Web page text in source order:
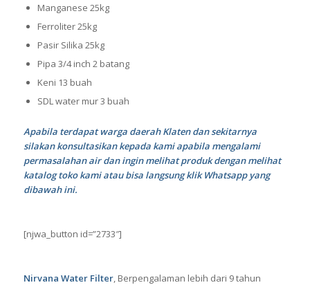
Manganese 25kg
Ferroliter 25kg
Pasir Silika 25kg
Pipa 3/4 inch 2 batang
Keni 13 buah
SDL water mur 3 buah
Apabila terdapat warga daerah Klaten dan sekitarnya
silakan konsultasikan kepada kami apabila mengalami
permasalahan air dan ingin melihat produk dengan melihat
katalog toko kami atau bisa langsung klik Whatsapp yang
dibawah ini.
[njwa_button id=”2733″]
Nirvana Water Filter, Berpengalaman lebih dari 9 tahun